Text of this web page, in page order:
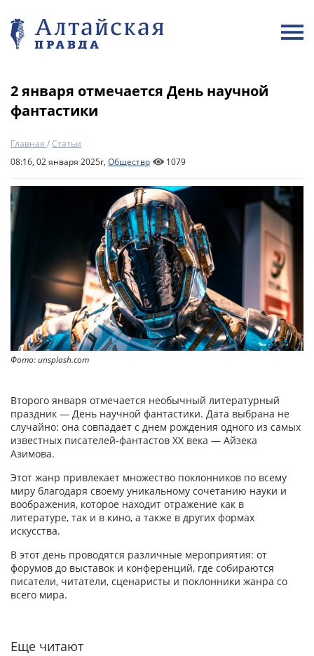
2 января отмечается День научной
фантастики
Главная /Статьи
08:16, 02 января 2025г, Общество 1079
Фото: unsplash.com
Второго января отмечается необычный литературный
праздник — День научной фантастики. Дата выбрана не
случайно: она совпадает с днем рождения одного из самых
известных писателей-фантастов XX века — Айзека
Азимова.
Этот жанр привлекает множество поклонников по всему
миру благодаря своему уникальному сочетанию науки и
воображения, которое находит отражение как в
литературе, так и в кино, а также в других формах
искусства.
В этот день проводятся различные мероприятия: от
форумов до выставок и конференций, где собираются
писатели, читатели, сценаристы и поклонники жанра со
всего мира.
Еще читают